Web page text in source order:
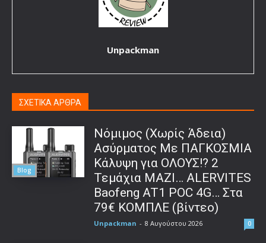
Unpackman
ΣΧΕΤΙΚΑ ΑΡΘΡΑ
Blog
Νόμιμος (Χωρίς Άδεια)
Ασύρματος Με ΠΑΓΚΟΣΜΙΑ
Κάλυψη για ΟΛΟΥΣ!? 2
Τεμάχια ΜΑΖΙ… ALERVITES
Baofeng AT1 POC 4G… Στα
79€ ΚΟΜΠΛΕ (βίντεο)
Unpackman - 8 Αυγούστου 2026 0